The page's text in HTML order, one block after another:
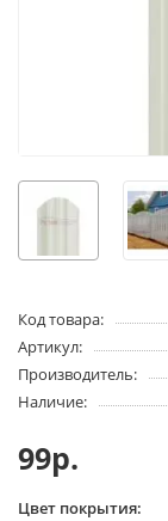
Код товара:
Артикул:
Производитель:
Наличие:
99р.
Цвет покрытия: